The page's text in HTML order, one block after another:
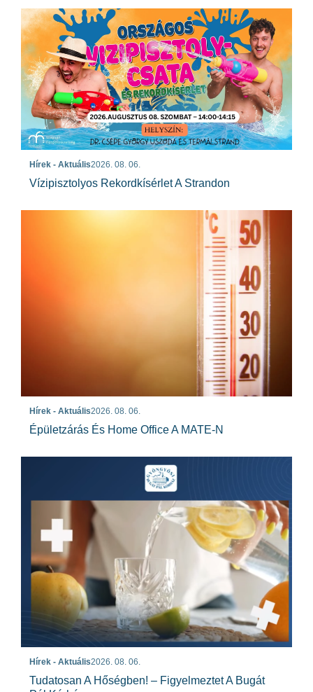
Hírek - Aktuális2026. 08. 06.
Vízipisztolyos Rekordkísérlet A Strandon
Hírek - Aktuális2026. 08. 06.
Épületzárás És Home Office A MATE-N
Hírek - Aktuális2026. 08. 06.
Tudatosan A Hőségben! – Figyelmeztet A Bugát